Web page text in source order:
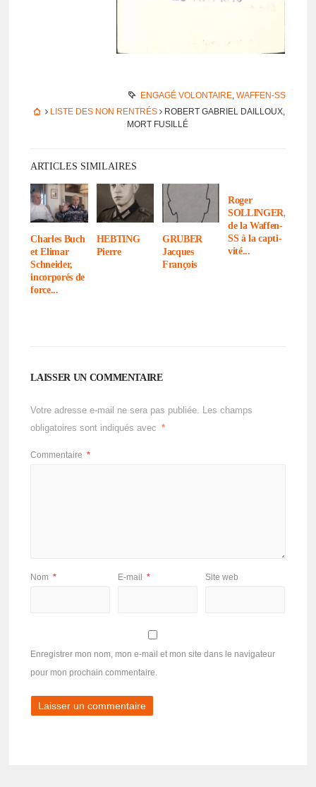
ENGAGÉ VOLONTAIRE, WAFFEN-SS
LISTE DES NON RENTRÉS ROBERT GABRIEL DAILLOUX,
MORT FUSILLÉ
ARTICLES SIMILAIRES
Charles Buch
et Elimar
Schnei­der,
incor­po­rés de
force...
HEBTING
Pierre
GRUBER
Jacques
François
Roger
SOLLINGER,
de la Waffen-
SS à la capti­
vité...
LAISSER UN COMMENTAIRE
Votre adresse e-mail ne sera pas publiée.
Les champs
obligatoires sont indiqués avec
*
Commentaire *
Nom * E-mail * Site web
Enregistrer mon nom, mon e-mail et mon site dans le navigateur
pour mon prochain commentaire.